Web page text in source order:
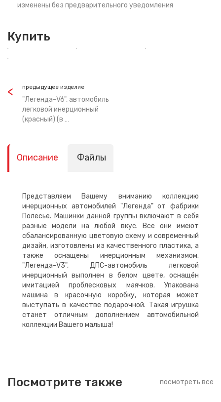
изменены без предварительного уведомления
Купить
предыдущее изделие
"Легенда-V6", автомобиль
легковой инерционный
(красный) (в …
Описание Файлы
Представляем Вашему вниманию коллекцию
инерционных автомобилей "Легенда" от фабрики
Полесье. Машинки данной группы включают в себя
разные модели на любой вкус. Все они имеют
сбалансированную цветовую схему и современный
дизайн, изготовлены из качественного пластика, а
также оснащены инерционным механизмом.
"Легенда-V3", ДПС-автомобиль легковой
инерционный выполнен в белом цвете, оснащён
имитацией проблесковых маячков. Упакована
машина в красочную коробку, которая может
выступать в качестве подарочной. Такая игрушка
станет отличным дополнением автомобильной
коллекции Вашего малыша!
Посмотрите также посмотреть все